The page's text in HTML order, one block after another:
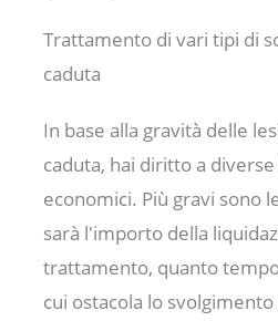
Trattamento di vari tipi di
caduta
In base alla gravità delle
caduta, hai diritto a
economici. Più gravi sono
sarà l'importo della
trattamento, quanto
cui ostacola lo